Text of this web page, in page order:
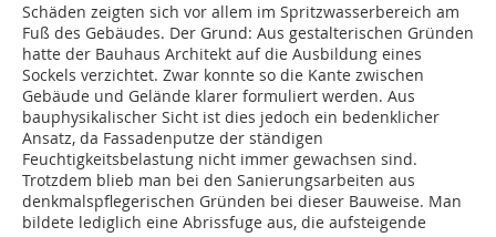
Schäden zeigten sich vor allem im Spritzwasserbereich am
Fuß des Gebäudes. Der Grund: Aus gestalterischen Gründen
hatte der Bauhaus Architekt auf die Ausbildung eines
Sockels verzichtet. Zwar konnte so die Kante zwischen
Gebäude und Gelände klarer formuliert werden. Aus
bauphysikalischer Sicht ist dies jedoch ein bedenklicher
Ansatz, da Fassadenputze der ständigen
Feuchtigkeitsbelastung nicht immer gewachsen sind.
Trotzdem blieb man bei den Sanierungsarbeiten aus
denkmalspflegerischen Gründen bei dieser Bauweise. Man
bildete lediglich eine Abrissfuge aus, die aufsteigende